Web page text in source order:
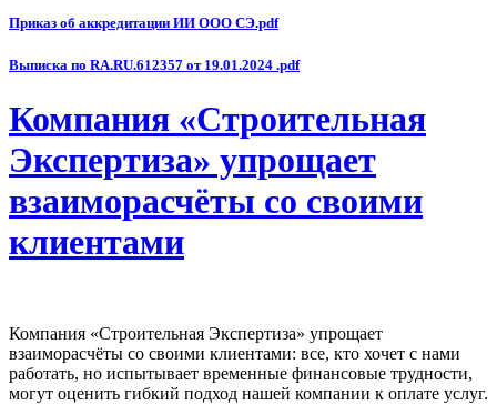
Приказ об аккредитации ИИ ООО СЭ.pdf
Выписка по RA.RU.612357 от 19.01.2024 .pdf
Компания «Строительная
Экспертиза» упрощает
взаиморасчёты со своими
клиентами
Компания «Строительная Экспертиза» упрощает
взаиморасчёты со своими клиентами: все, кто хочет с нами
работать, но испытывает временные финансовые трудности,
могут оценить гибкий подход нашей компании к оплате услуг.